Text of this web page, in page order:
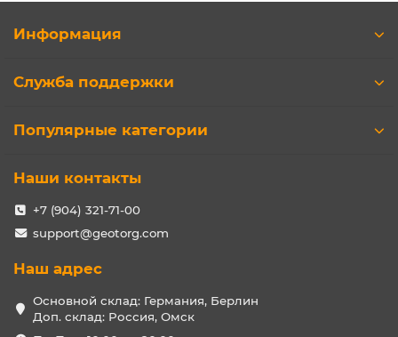
Информация
Служба поддержки
Популярные категории
Наши контакты
+7 (904) 321-71-00
support@geotorg.com
Наш адрес
Основной склад: Германия, Берлин
Доп. склад: Россия, Омск